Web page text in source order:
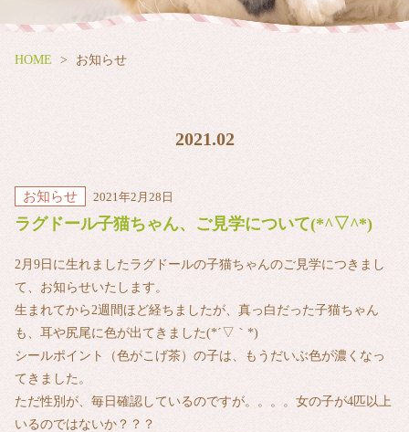
HOME お知らせ
2021.02
お知らせ 2021年2月28日
ラグドール子猫ちゃん、ご見学について(*^▽^*)
2月9日に生れましたラグドールの子猫ちゃんのご見学につきまし
て、お知らせいたします。
生まれてから2週間ほど経ちましたが、真っ白だった子猫ちゃん
も、耳や尻尾に色が出てきました(*´▽｀*)
シールポイント（色がこげ茶）の子は、もうだいぶ色が濃くなっ
てきました。
ただ性別が、毎日確認しているのですが。。。。女の子が4匹以上
いるのではないか？？？